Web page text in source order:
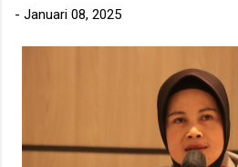
- Januari 08, 2025